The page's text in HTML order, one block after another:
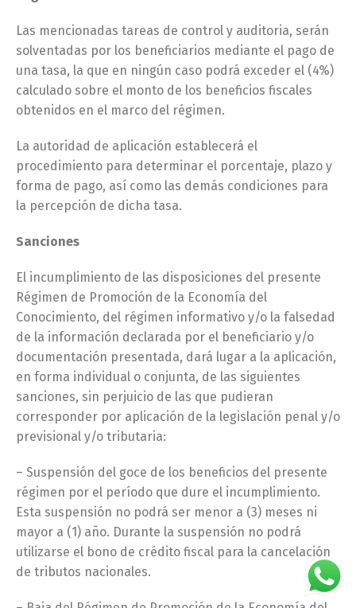
Las mencionadas tareas de control y auditoria, serán
solventadas por los beneficiarios mediante el pago de
una tasa, la que en ningún caso podrá exceder el (4%)
calculado sobre el monto de los beneficios fiscales
obtenidos en el marco del régimen.
La autoridad de aplicación establecerá el
procedimiento para determinar el porcentaje, plazo y
forma de pago, así como las demás condiciones para
la percepción de dicha tasa.
Sanciones
El incumplimiento de las disposiciones del presente
Régimen de Promoción de la Economía del
Conocimiento, del régimen informativo y/o la falsedad
de la información declarada por el beneficiario y/o
documentación presentada, dará lugar a la aplicación,
en forma individual o conjunta, de las siguientes
sanciones, sin perjuicio de las que pudieran
corresponder por aplicación de la legislación penal y/o
previsional y/o tributaria:
– Suspensión del goce de los beneficios del presente
régimen por el período que dure el incumplimiento.
Esta suspensión no podrá ser menor a (3) meses ni
mayor a (1) año. Durante la suspensión no podrá
utilizarse el bono de crédito fiscal para la cancelación
de tributos nacionales.